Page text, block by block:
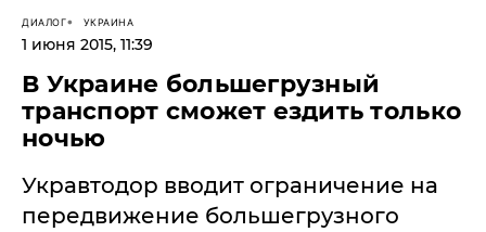
ДИАЛОГ УКРАИНА
1 июня 2015, 11:39
В Украине большегрузный
транспорт сможет ездить только
ночью
Укравтодор вводит ограничение на
передвижение большегрузного